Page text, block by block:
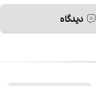
دیدگاه